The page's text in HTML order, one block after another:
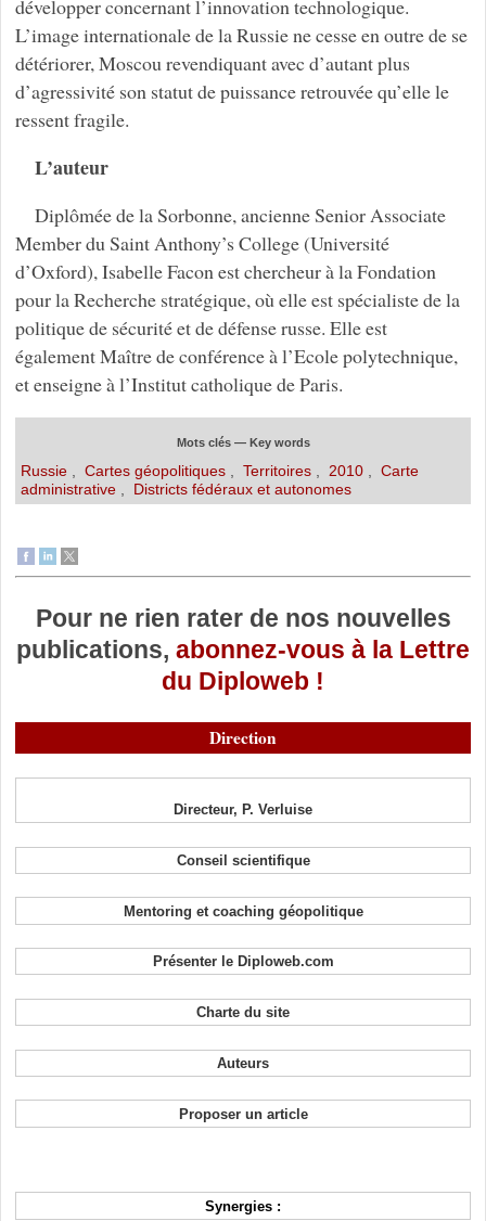
développer concernant l’innovation technologique.
L’image internationale de la Russie ne cesse en outre de se
détériorer, Moscou revendiquant avec d’autant plus
d’agressivité son statut de puissance retrouvée qu’elle le
ressent fragile.
L’auteur
Diplômée de la Sorbonne, ancienne Senior Associate
Member du Saint Anthony’s College (Université
d’Oxford), Isabelle Facon est chercheur à la Fondation
pour la Recherche stratégique, où elle est spécialiste de la
politique de sécurité et de défense russe. Elle est
également Maître de conférence à l’Ecole polytechnique,
et enseigne à l’Institut catholique de Paris.
Mots clés — Key words
Russie Cartes géopolitiques, Territoires, 2010, Carte
administrative, Districts fédéraux et autonomes
Pour ne rien rater de nos nouvelles
publications, abonnez-vous à la Lettre
du Diploweb !
Direction
Directeur, P. Verluise
Conseil scientifique
Mentoring et coaching géopolitique
Présenter le Diploweb.com
Charte du site
Auteurs
Proposer un article
Synergies :